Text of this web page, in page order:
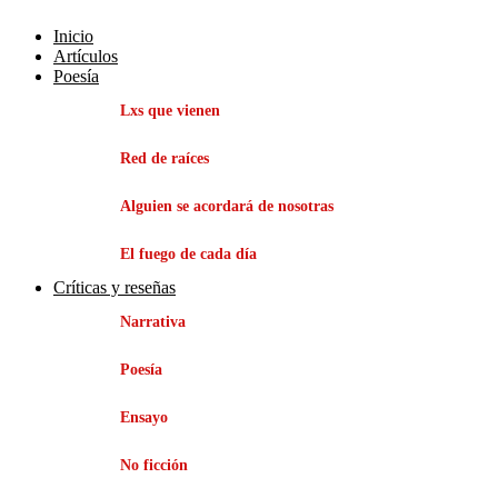
Inicio
Artículos
Poesía
Lxs que vienen
Red de raíces
Alguien se acordará de nosotras
El fuego de cada día
Críticas y reseñas
Narrativa
Poesía
Ensayo
No ficción